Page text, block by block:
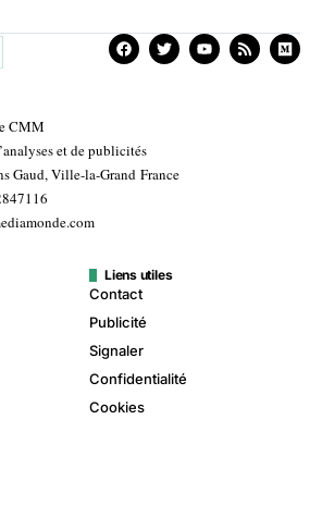
CMM
et de publicités
Gaud, Ville-la-Grand France
Liens utiles
Contact
Publicité
Signaler
Confidentialité
Cookies